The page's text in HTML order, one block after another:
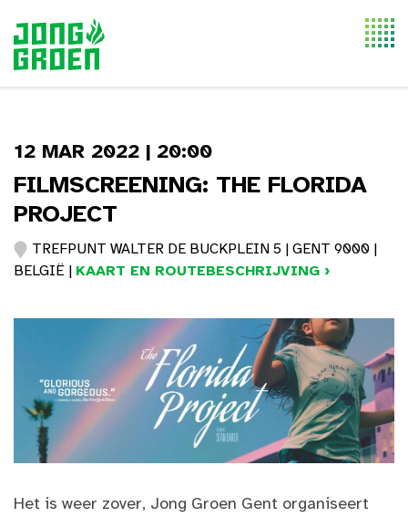
12 MAR 2022 | 20:00
FILMSCREENING: THE FLORIDA
PROJECT
TREFPUNT WALTER DE BUCKPLEIN 5 | GENT 9000 |
BELGIË | KAART EN ROUTEBESCHRIJVING ›
Het is weer zover, Jong Groen Gent organiseert